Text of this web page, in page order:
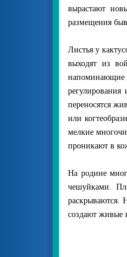
вырастают
размещения
Листья у
выходят из
переносятся
или
мелкие
проникают в
На родине
чешуйками.
раскрываются.
создают живые